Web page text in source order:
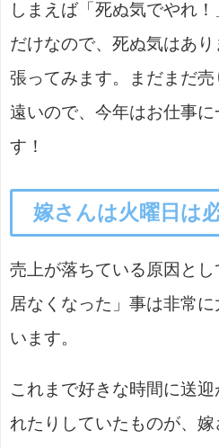
しまえば「死ぬ気でやれ
だけなので、死ぬ気はあ
張ってみます。まだまだ
遠いので、今年はお仕事
す！
嫁さんは火曜日は
売上が落ちている原因と
居なくなった」事は非常
います。
これまで好きな時間に送
れたりしていたものが、